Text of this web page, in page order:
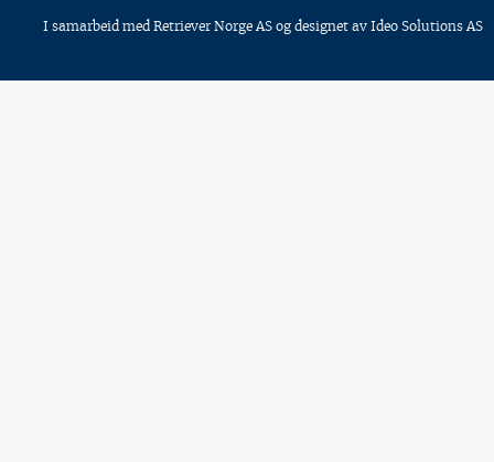
I samarbeid med Retriever Norge AS og designet av Ideo Solutions AS